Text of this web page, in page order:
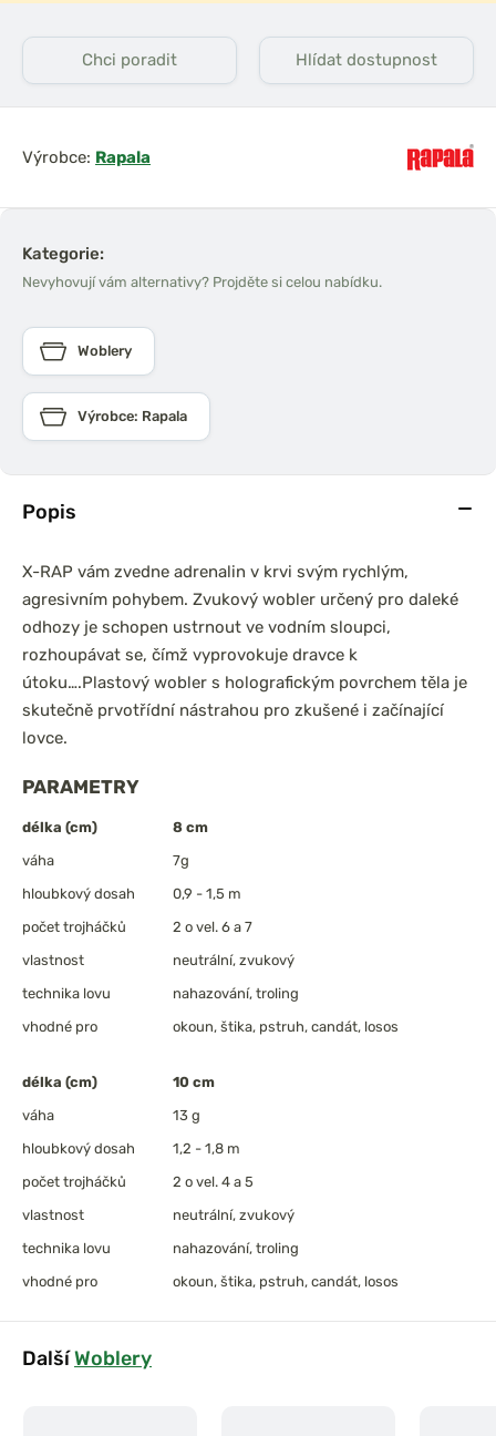
Popis
X-RAP vám zvedne adrenalin v krvi svým rychlým,
agresivním pohybem. Zvukový wobler určený pro daleké
odhozy je schopen ustrnout ve vodním sloupci,
rozhoupávat se, čímž vyprovokuje dravce k
útoku….Plastový wobler s holografickým povrchem těla je
skutečně prvotřídní nástrahou pro zkušené i začínající
lovce.
PARAMETRY
délka (cm)
8 cm
váha
7g
hloubkový dosah
0,9 - 1,5 m
počet trojháčků
2 o vel. 6 a 7
vlastnost
neutrální, zvukový
technika lovu
nahazování, troling
vhodné pro
okoun, štika, pstruh, candát, losos
délka (cm)
10 cm
váha
13 g
hloubkový dosah
1,2 - 1,8 m
počet trojháčků
2 o vel. 4 a 5
vlastnost
neutrální, zvukový
technika lovu
nahazování, troling
vhodné pro
okoun, štika, pstruh, candát, losos
DalšíWoblery
Chci poradit Hlídat dostupnost
Výrobce: Rapala
Kategorie:
Nevyhovují vám alternativy? Projděte si celou nabídku.
Woblery
Výrobce: Rapala